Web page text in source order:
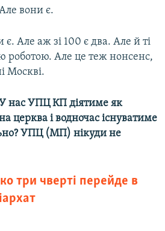
вони є.
є. Але аж зі 100 є два. Але й ті
роботою. Але це теж нонсенс,
Москві.
нас УПЦ КП діятиме як
церква і водночас існуватиме
УПЦ (МП) нікуди не
три чверті перейде в